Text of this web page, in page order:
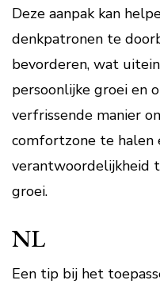
Deze aanpak kan
denkpatronen te
bevorderen, wat
persoonlijke groei en
verfrissende manier
comfortzone te halen
verantwoordelijkheid
groei.
NL
Een tip bij het